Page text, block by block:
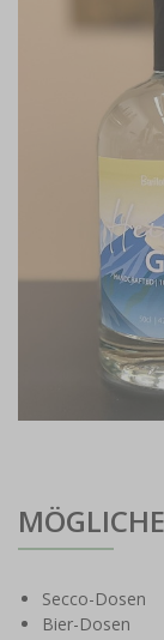
Secco-Dosen
Bier-Dosen